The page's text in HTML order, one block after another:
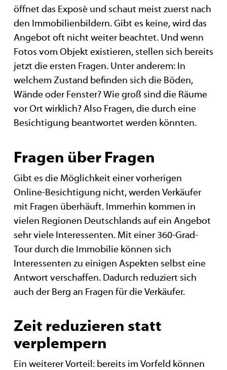
öffnet das Exposé und schaut meist zuerst nach
den Immobilienbildern. Gibt es keine, wird das
Angebot oft nicht weiter beachtet. Und wenn
Fotos vom Objekt existieren, stellen sich bereits
jetzt die ersten Fragen. Unter anderem: In
welchem Zustand befinden sich die Böden,
Wände oder Fenster? Wie groß sind die Räume
vor Ort wirklich? Also Fragen, die durch eine
Besichtigung beantwortet werden könnten.
Fragen über Fragen
Gibt es die Möglichkeit einer vorherigen
Online-Besichtigung nicht, werden Verkäufer
mit Fragen überhäuft. Immerhin kommen in
vielen Regionen Deutschlands auf ein Angebot
sehr viele Interessenten. Mit einer 360-Grad-
Tour durch die Immobilie können sich
Interessenten zu einigen Aspekten selbst eine
Antwort verschaffen. Dadurch reduziert sich
auch der Berg an Fragen für die Verkäufer.
Zeit reduzieren statt
verplempern
Ein weiterer Vorteil: bereits im Vorfeld können